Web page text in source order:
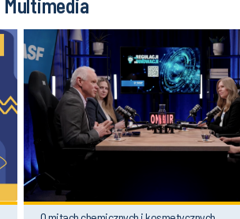
O mitach chemicznych i kosmetycznych